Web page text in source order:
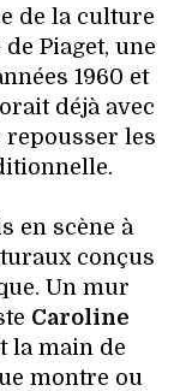
de la culture
Piaget, une
1960 et
déjà avec
repousser les
en scène à
conçus
Un mur
Caroline
la main de
montre ou